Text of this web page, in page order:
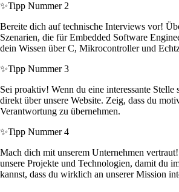
✨Tipp Nummer 2
Bereite dich auf technische Interviews vor!
Szenarien, die für Embedded Software
dein Wissen über C, Mikrocontroller und
✨Tipp Nummer 3
Sei proaktiv! Wenn du eine interessante Stelle
direkt über unsere Website. Zeig, dass du
Verantwortung zu übernehmen.
✨Tipp Nummer 4
Mach dich mit unserem Unternehmen
unsere Projekte und Technologien, damit du
kannst, dass du wirklich an unserer Mission